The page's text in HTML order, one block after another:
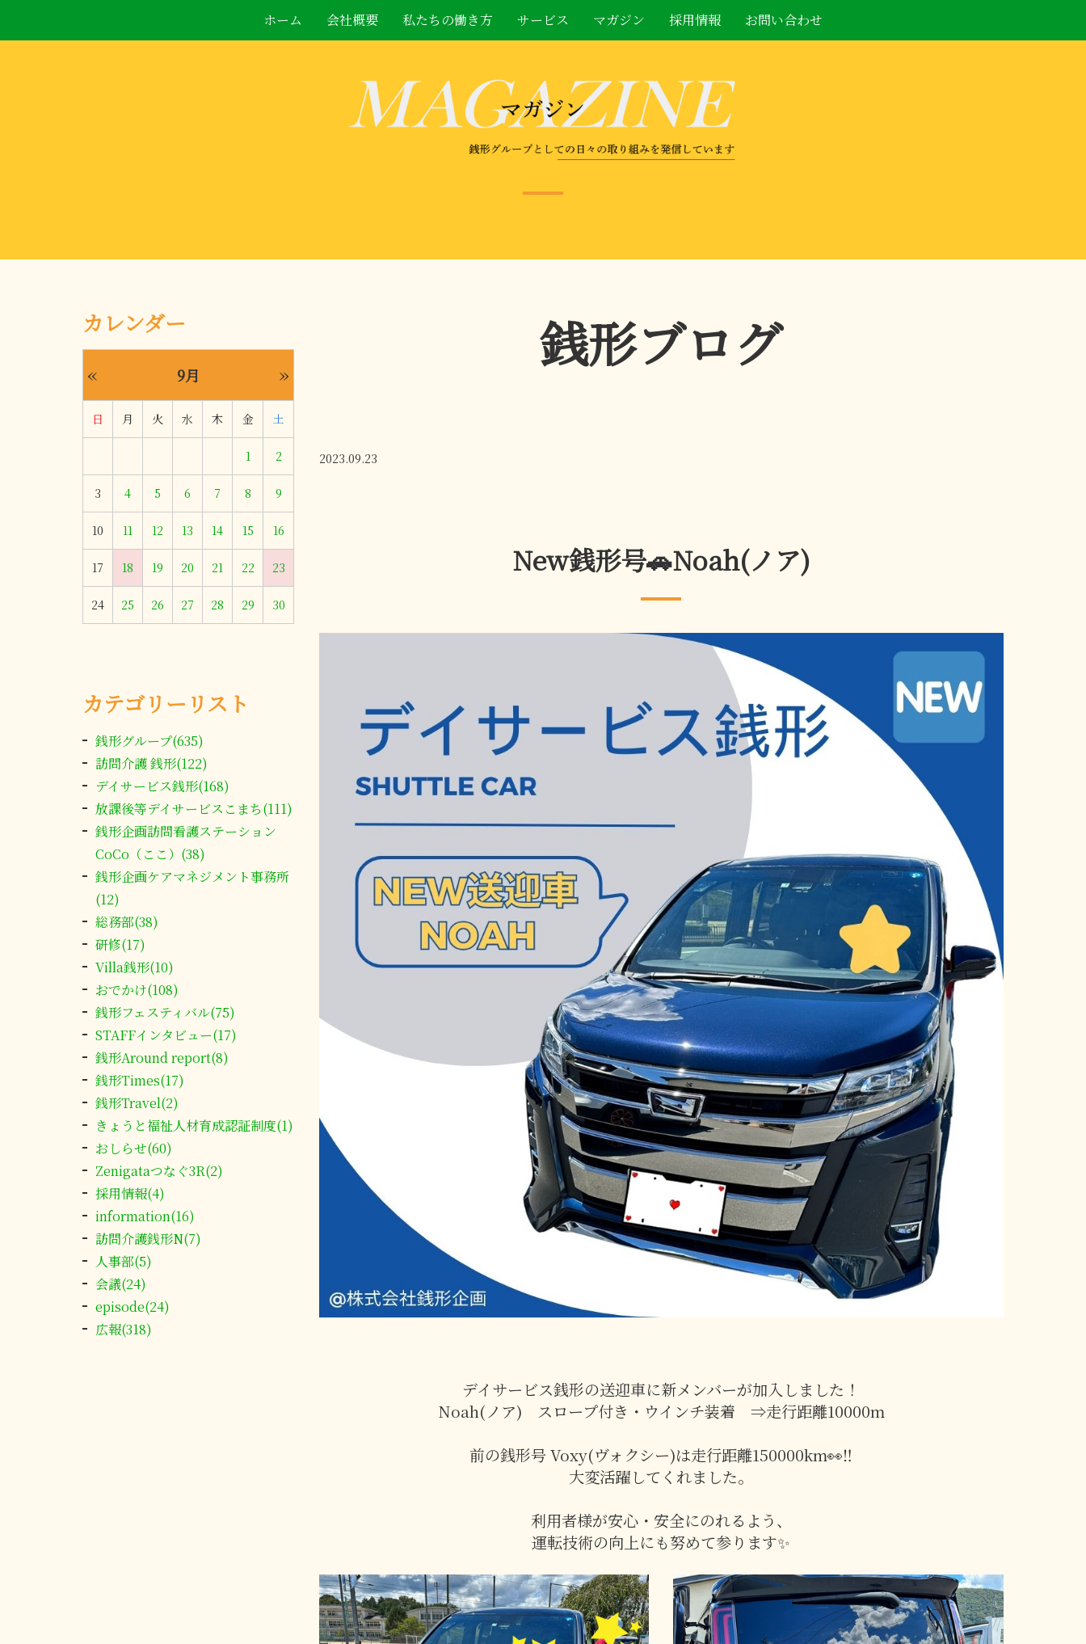
ホーム 会社概要 私たちの働き方 サービス マガジン 採用情報 お問い合わせ
カレンダー
« 9月 »
日 月 火 水 木 金 土
1 2
3 4 5 6 7 8 9
10 11 12 13 14 15 16
17 18 19 20 21 22 23
24 25 26 27 28 29 30
カテゴリーリスト
銭形グループ(635)
訪問介護 銭形(122)
デイサービス銭形(168)
放課後等デイサービスこまち(111)
銭形企画訪問看護ステーション
CoCo（ここ）(38)
銭形企画ケアマネジメント事務所
(12)
総務部(38)
研修(17)
Villa銭形(10)
おでかけ(108)
銭形フェスティバル(75)
STAFFインタビュー(17)
銭形Around report(8)
銭形Times(17)
銭形Travel(2)
きょうと福祉人材育成認証制度(1)
おしらせ(60)
Zenigataつなぐ3R(2)
採用情報(4)
information(16)
訪問介護銭形N(7)
人事部(5)
会議(24)
episode(24)
広報(318)
銭形ブログ
2023.09.23
New銭形号🚗Noah(ノア)
デイサービス銭形の送迎車に新メンバーが加入しました！
Noah(ノア) スロープ付き・ウインチ装着 ⇒走行距離10000m
前の銭形号 Voxy(ヴォクシー)は走行距離150000km👀‼
大変活躍してくれました。
利用者様が安心・安全にのれるよう、
運転技術の向上にも努めて参ります✨